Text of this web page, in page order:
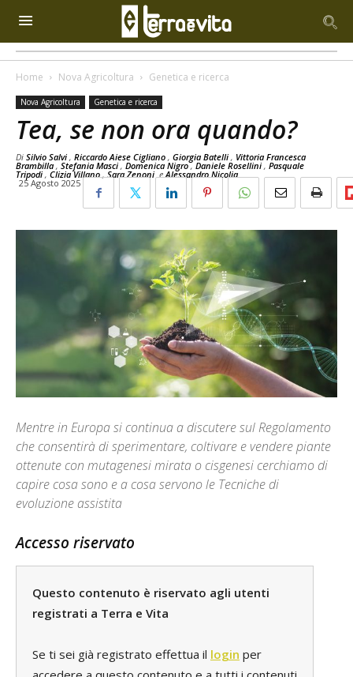
Home Nova Agricoltura Genetica e ricerca
Nova Agricoltura Genetica e ricerca
Tea, se non ora quando?
Di Silvio Salvi , Riccardo Aiese Cigliano , Giorgia Batelli , Vittoria Francesca
Brambilla , Stefania Masci , Domenica Nigro , Daniele Rosellini , Pasquale
Tripodi , Clizia Villano ,Sara Zenoni eAlessandro Nicolia
25 Agosto 2025
Mentre in Europa si continua a discutere sul Regolamento
che consentirà di sperimentare, coltivare e vendere piante
ottenute con mutagenesi mirata o cisgenesi cerchiamo di
capire cosa sono e a cosa servono le Tecniche di
evoluzione assistita
Accesso riservato
Questo contenuto è riservato agli utenti
registrati a Terra e Vita
Se ti sei già registrato effettua il login per